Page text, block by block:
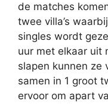
de matches
twee villa’s
singles wordt
uur met elkaar uit
slapen kunnen ze
samen in 1 groot
ervoor om apart